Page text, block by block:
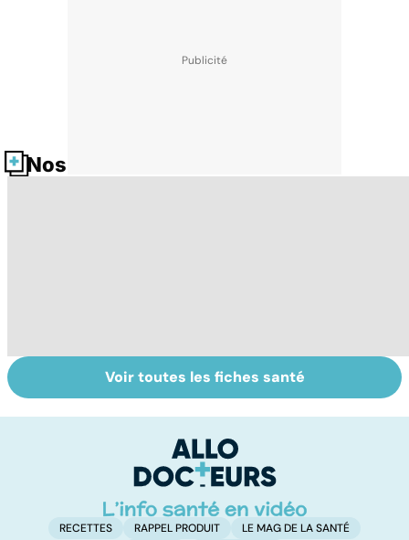
Nos fiches santé
Narcolepsie : des
crises de
Maladie de
Huntington : une
neurologique
incurable
Voir toutes les fiches santé
RECETTES RAPPEL PRODUIT LE MAG DE LA SANTÉ